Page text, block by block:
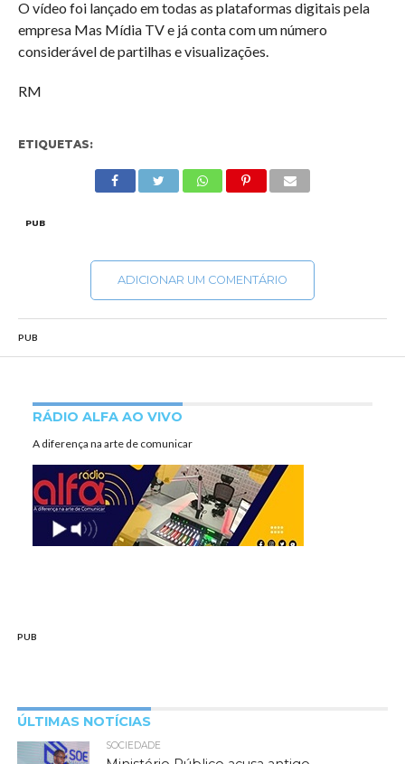
O vídeo foi lançado em todas as plataformas digitais pela
empresa Mas Mídia TV e já conta com um número
considerável de partilhas e visualizações.
RM
ETIQUETAS:
PUB
ADICIONAR UM COMENTÁRIO
PUB
RÁDIO ALFA AO VIVO
A diferença na arte de comunicar
PUB
ÚLTIMAS NOTÍCIAS
SOCIEDADE